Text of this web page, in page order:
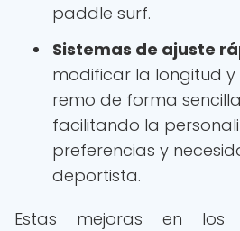
paddle surf.
Sistemas de ajuste
modificar la longitud
remo de forma
facilitando la
preferencias y
deportista.
Estas mejoras en